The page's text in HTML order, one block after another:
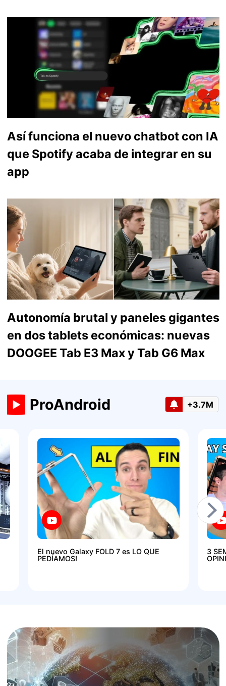
Así funciona el nuevo chatbot con IA
que Spotify acaba de integrar en su
app
Autonomía brutal y paneles gigantes
en dos tablets económicas: nuevas
DOOGEE Tab E3 Max y Tab G6 Max
ProAndroid +3.7M
El nuevo Galaxy FOLD 7 es LO QUE
PEDÍAMOS!
3